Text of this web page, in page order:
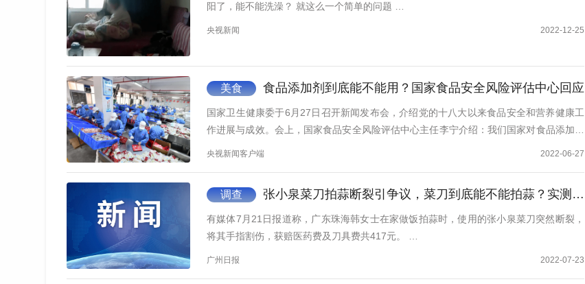
阳了，能不能洗澡？ 就这么一个简单的问题 …
央视新闻 2022-12-25
美食 食品添加剂到底能不能用？国家食品安全风险评估中心回应
国家卫生健康委于6月27日召开新闻发布会，介绍党的十八大以来食品安全和营养健康工
作进展与成效。会上，国家食品安全风险评估中心主任李宁介绍：我们国家对食品添加剂
央视新闻客户端 2022-06-27
调查 张小泉菜刀拍蒜断裂引争议，菜刀到底能不能拍蒜？实测结果来了
有媒体7月21日报道称，广东珠海韩女士在家做饭拍蒜时，使用的张小泉菜刀突然断裂，
将其手指割伤，获赔医药费及刀具费共417元。 …
广州日报 2022-07-23